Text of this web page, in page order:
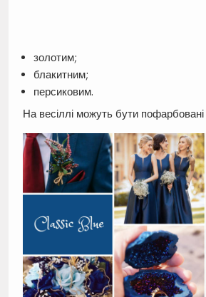
золотим;
блакитним;
персиковим.
На весіллі можуть бути пофарбовані